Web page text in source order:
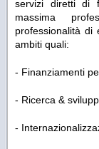
servizi diretti di
massima
professionalità di
ambiti quali:
- Finanziamenti
- Ricerca &
-